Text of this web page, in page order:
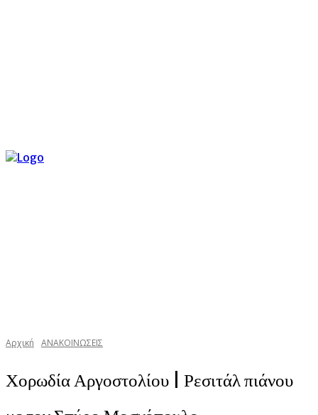
Αρχική ΑΝΑΚΟΙΝΩΣΕΙΣ
Χορωδία Αργοστολίου | Ρεσιτάλ πιάνου